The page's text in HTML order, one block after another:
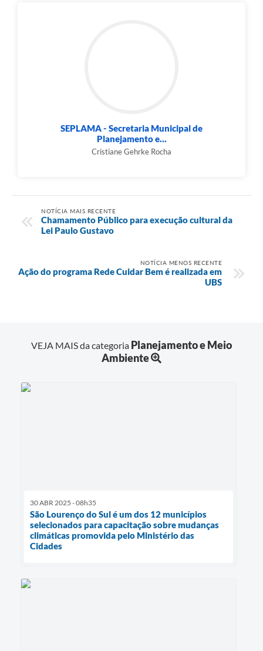
SEPLAMA - Secretaria Municipal de
Planejamento e...
Cristiane Gehrke Rocha
NOTÍCIA MAIS RECENTE
Chamamento Público para execução cultural da
Lei Paulo Gustavo
NOTÍCIA MENOS RECENTE
Ação do programa Rede Cuidar Bem é realizada em
UBS
VEJA MAIS da categoria Planejamento e Meio
Ambiente
30 ABR 2025 - 08h35
São Lourenço do Sul é um dos 12 municípios
selecionados para capacitação sobre mudanças
climáticas promovida pelo Ministério das
Cidades